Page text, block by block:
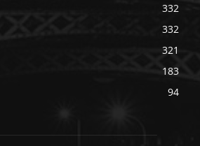
332
332
321
183
94